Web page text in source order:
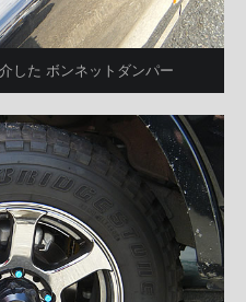
した ボンネットダンパー